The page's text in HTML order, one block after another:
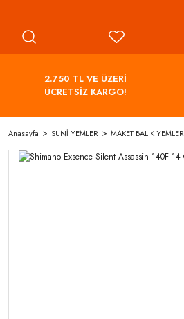
2.750 TL VE ÜZERİ
ÜCRETSİZ KARGO!
Anasayfa SUNİ YEMLER MAKET BALIK YEMLER